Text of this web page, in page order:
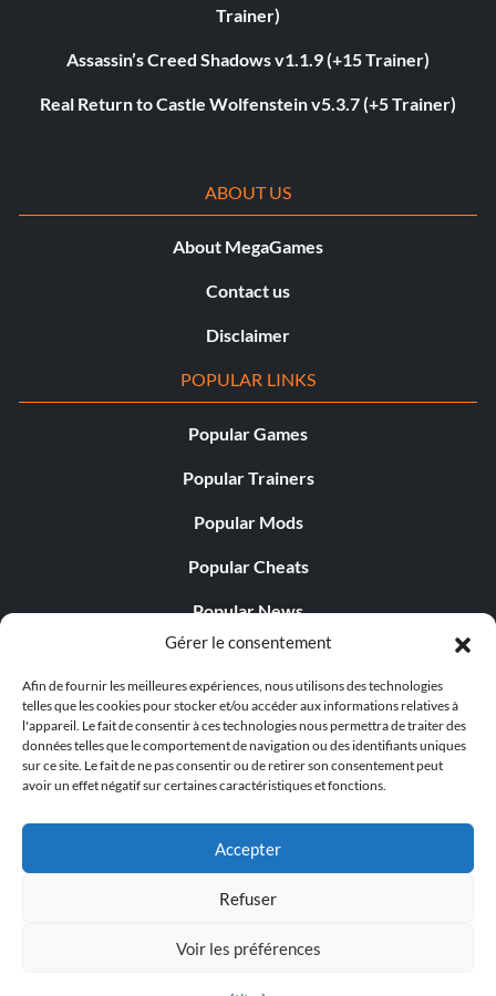
Gérer le consentement
Afin de fournir les meilleures expériences, nous utilisons des technologies
telles que les cookies pour stocker et/ou accéder aux informations relatives à
l'appareil. Le fait de consentir à ces technologies nous permettra de traiter des
données telles que le comportement de navigation ou des identifiants uniques
sur ce site. Le fait de ne pas consentir ou de retirer son consentement peut
avoir un effet négatif sur certaines caractéristiques et fonctions.
Accepter
Refuser
Voir les préférences
Trainer)
Assassin’s Creed Shadows v1.1.9 (+15 Trainer)
Real Return to Castle Wolfenstein v5.3.7 (+5 Trainer)
ABOUT US
About MegaGames
Contact us
Disclaimer
POPULAR LINKS
Popular Games
Popular Trainers
Popular Mods
Popular Cheats
Popular News
Popular Editorials
Popular Free Games
LATEST UPDATES